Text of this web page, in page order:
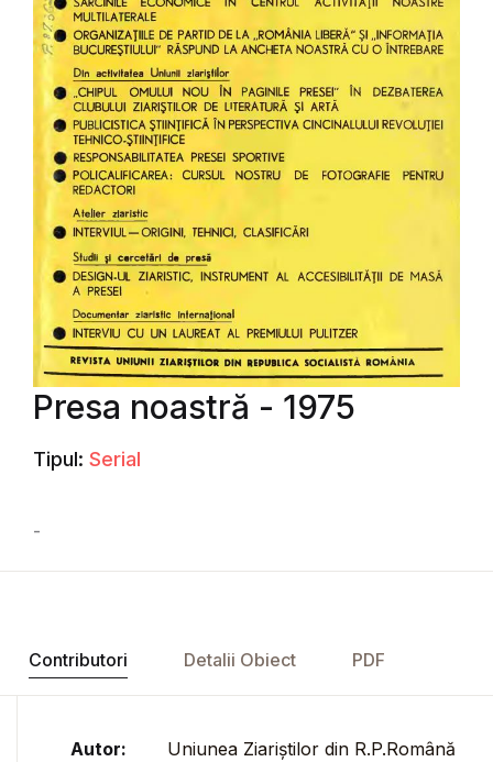
Presa noastră - 1975
Tipul: Serial
-
Contributori Detalii Obiect PDF
Autor: Uniunea Ziariștilor din R.P.Română